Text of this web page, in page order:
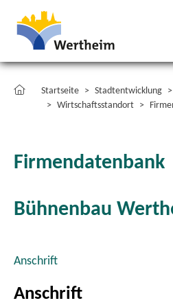
Startseite Stadtentwicklung
Wirtschaftsstandort
Firmendatenbank
Bühnenbau
Anschrift
Anschrift